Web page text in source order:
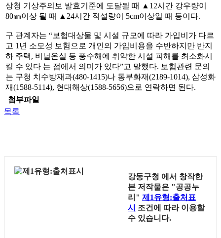
상청 기상주의보 발효기준에 도달될 때 ▲12시간 강우량이
80㎜이상 될 때 ▲24시간 적설량이 5cm이상일 때 등이다.
구 관계자는 “보험대상물 및 시설 규모에 따라 가입비가 다르
고 1년 소모성 보험으로 개인의 가입비용을 수반하지만 반지
하 주택, 비닐온실 등 풍수해에 취약한 시설 피해를 최소화시
킬 수 있다 는 점에서 의미가 있다”고 말했다. 보험관련 문의
는 구청 치수방재과(480-1415)나 동부화재(2189-1014), 삼성화
재(1588-5114), 현대해상(1588-5656)으로 연락하면 된다.
첨부파일
목록
강동구청 에서 창작한
본 저작물은 "공공누
리" 제1유형:출처표
시
조건에 따라 이용할
수 있습니다.